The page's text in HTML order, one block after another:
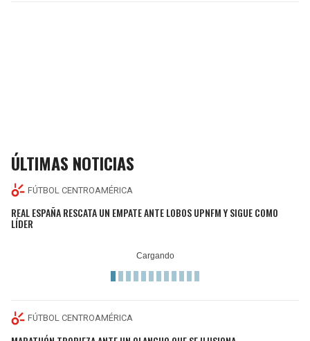
ÚLTIMAS NOTICIAS
FÚTBOL CENTROAMÉRICA
REAL ESPAÑA RESCATA UN EMPATE ANTE LOBOS UPNFM Y SIGUE COMO
LÍDER
FÚTBOL CENTROAMÉRICA